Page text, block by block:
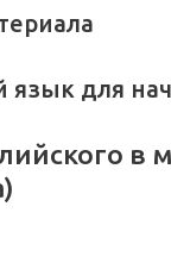
язык для
в